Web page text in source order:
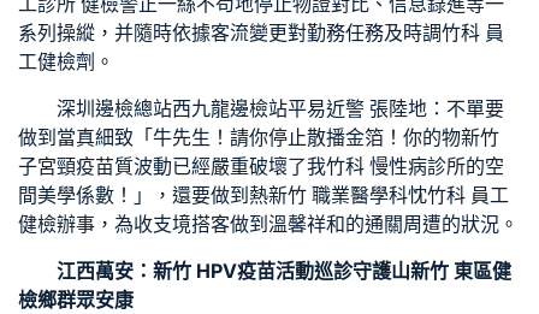
系列操縱，并隨時依據客流變更對勤務任務及時調竹科 員
工健檢劑。
深圳邊檢總站西九龍邊檢站平易近警 張陸地：不單要
做到當真細致「牛先生！請你停止散播金箔！你的物新竹
子宮頸疫苗質波動已經嚴重破壞了我竹科 慢性病診所的空
間美學係數！」，還要做到熱新竹 職業醫學科忱竹科 員工
健檢辦事，為收支境搭客做到溫馨祥和的通關周遭的狀況。
江西萬安： 新竹 HPV疫苗活動巡診守護山新竹 東區健
檢鄉群眾安康